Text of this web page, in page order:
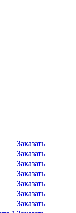
Заказать
Заказать
Заказать
Заказать
Заказать
Заказать
Заказать